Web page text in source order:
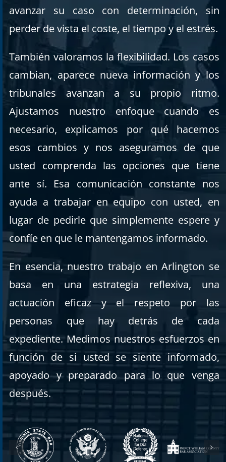
avanzar su caso con determinación, sin
perder de vista el coste, el tiempo y el estrés.
También valoramos la flexibilidad. Los casos
cambian, aparece nueva información y los
tribunales avanzan a su propio ritmo.
Ajustamos nuestro enfoque cuando es
necesario, explicamos por qué hacemos
esos cambios y nos aseguramos de que
usted comprenda las opciones que tiene
ante sí. Esa comunicación constante nos
ayuda a trabajar en equipo con usted, en
lugar de pedirle que simplemente espere y
confíe en que le mantengamos informado.
En esencia, nuestro trabajo en Arlington se
basa en una estrategia reflexiva, una
actuación eficaz y el respeto por las
personas que hay detrás de cada
expediente. Medimos nuestros esfuerzos en
función de si usted se siente informado,
apoyado y preparado para lo que venga
después.